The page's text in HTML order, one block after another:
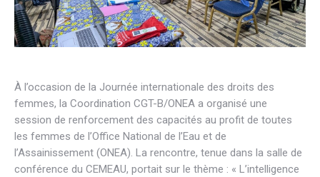
À l’occasion de la Journée internationale des droits des
femmes, la Coordination CGT-B/ONEA a organisé une
session de renforcement des capacités au profit de toutes
les femmes de l’Office National de l’Eau et de
l’Assainissement (ONEA). La rencontre, tenue dans la salle de
conférence du CEMEAU, portait sur le thème : « L’intelligence